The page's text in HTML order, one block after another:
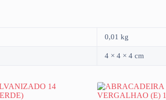
0,01 kg
4 × 4 × 4 cm